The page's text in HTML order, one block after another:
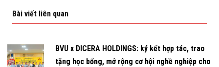
Bài viết liên quan
BVU x DICERA HOLDINGS: ký kết hợp tác, trao
tặng học bổng, mở rộng cơ hội nghề nghiệp cho